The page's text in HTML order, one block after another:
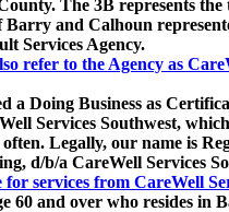
The 3B represents the
Barry and Calhoun
Services Agency.
refer to the Agency as
a Doing Business as
Services Southwest,
Legally, our name is
d/b/a CareWell Services
for services from CareWell
60 and over who resides in